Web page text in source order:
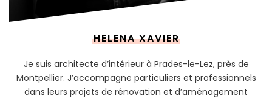
HELENA XAVIER
Je suis architecte d’intérieur à Prades-le-Lez, près de
Montpellier. J’accompagne particuliers et professionnels
dans leurs projets de rénovation et d’aménagement